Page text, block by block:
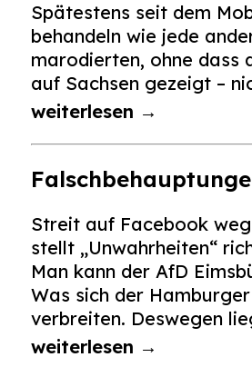
Spätestens seit dem
behandeln wie jede
marodierten, ohne dass
auf Sachsen gezeigt –
weiterlesen →
Streit auf Facebook
stellt „Unwahrheiten“
Man kann der AfD
Was sich der
verbreiten. Deswegen
weiterlesen →